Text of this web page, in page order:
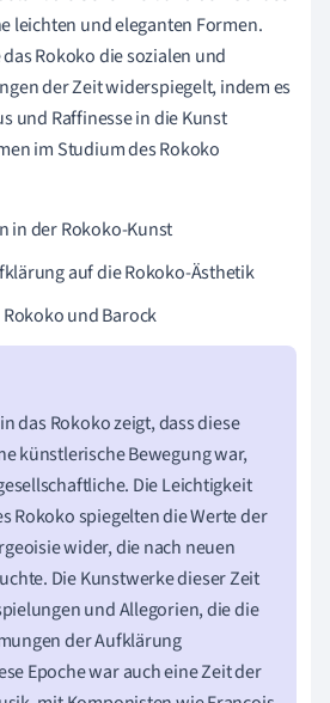
leichten und eleganten Formen.
Rokoko die sozialen und
der Zeit widerspiegelt, indem es
und Raffinesse in die Kunst
im Studium des Rokoko
in der Rokoko-Kunst
auf die Rokoko-Ästhetik
und Barock
das Rokoko zeigt, dass diese
künstlerische Bewegung war,
Die Leichtigkeit
Rokoko spiegelten die Werte der
wider, die nach neuen
Die Kunstwerke dieser Zeit
und Allegorien, die die
der Aufklärung
Epoche war auch eine Zeit der